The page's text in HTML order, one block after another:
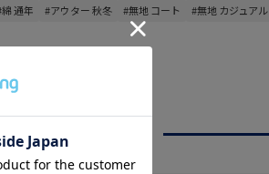
通年 #アウター 秋冬 #無地 コート #無地 カジュアル
CATEGORY
商品を絞る